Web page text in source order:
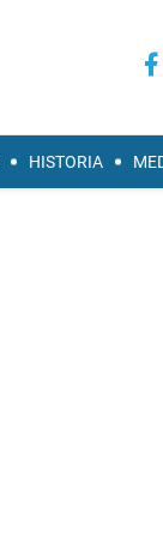
HISTORIA